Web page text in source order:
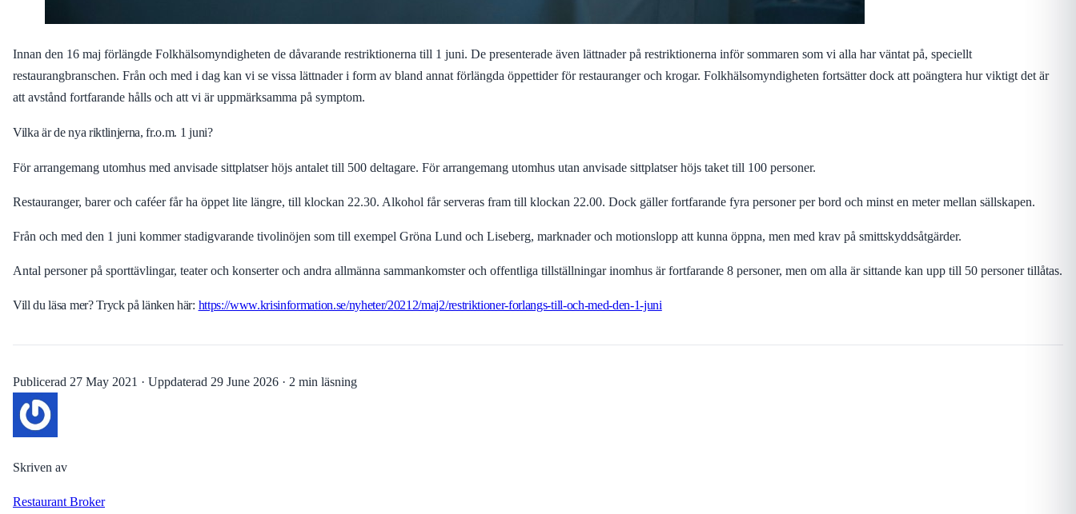
Innan den 16 maj förlängde Folkhälsomyndigheten de dåvarande restriktionerna till 1 juni. De presenterade även lättnader på restriktionerna inför sommaren som vi alla har väntat på, speciellt
restaurangbranschen. Från och med i dag kan vi se vissa lättnader i form av bland annat förlängda öppettider för restauranger och krogar. Folkhälsomyndigheten fortsätter dock att poängtera hur viktigt det är
att avstånd fortfarande hålls och att vi är uppmärksamma på symptom.
Vilka är de nya riktlinjerna, fr.o.m. 1 juni?
För arrangemang utomhus med anvisade sittplatser höjs antalet till 500 deltagare. För arrangemang utomhus utan anvisade sittplatser höjs taket till 100 personer.
Restauranger, barer och caféer får ha öppet lite längre, till klockan 22.30. Alkohol får serveras fram till klockan 22.00. Dock gäller fortfarande fyra personer per bord och minst en meter mellan sällskapen.
Från och med den 1 juni kommer stadigvarande tivolinöjen som till exempel Gröna Lund och Liseberg, marknader och motionslopp att kunna öppna, men med krav på smittskyddsåtgärder.
Antal personer på sporttävlingar, teater och konserter och andra allmänna sammankomster och offentliga tillställningar inomhus är fortfarande 8 personer, men om alla är sittande kan upp till 50 personer tillåtas.
Vill du läsa mer? Tryck på länken här: https://www.krisinformation.se/nyheter/20212/maj2/restriktioner-forlangs-till-och-med-den-1-juni
Publicerad 27 May 2021 · Uppdaterad 29 June 2026 · 2 min läsning
Skriven av
Restaurant Broker